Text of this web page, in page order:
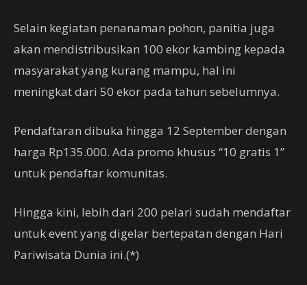
Selain kegiatan penanaman pohon, panitia juga
akan mendistribusikan 100 ekor kambing kepada
masyarakat yang kurang mampu, hal ini
meningkat dari 50 ekor pada tahun sebelumnya.
Pendaftaran dibuka hingga 12 September dengan
harga Rp135.000. Ada promo khusus “10 gratis 1”
untuk pendaftar komunitas.
Hingga kini, lebih dari 200 pelari sudah mendaftar
untuk event yang digelar bertepatan dengan Hari
Pariwisata Dunia ini.(*)